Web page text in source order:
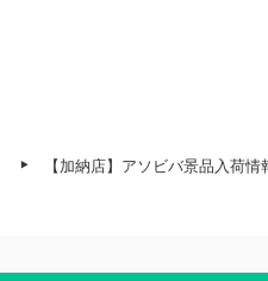
【加納店】アソビバ景品入荷